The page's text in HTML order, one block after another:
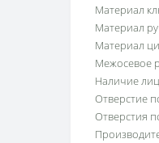
Материал
Материал
Материал
Межосевое
Наличие
Отверстие
Отверстия